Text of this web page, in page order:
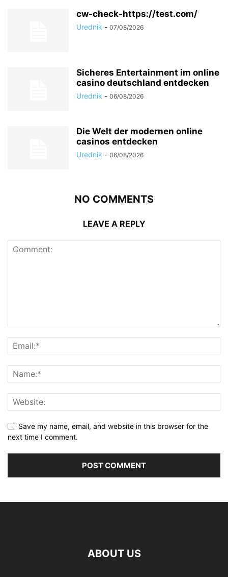
cw-check-https://test.com/
Urednik - 07/08/2026
Sicheres Entertainment im online
casino deutschland entdecken
Urednik - 06/08/2026
Die Welt der modernen online
casinos entdecken
Urednik - 06/08/2026
NO COMMENTS
LEAVE A REPLY
Save my name, email, and website in this browser for the
next time I comment.
ABOUT US